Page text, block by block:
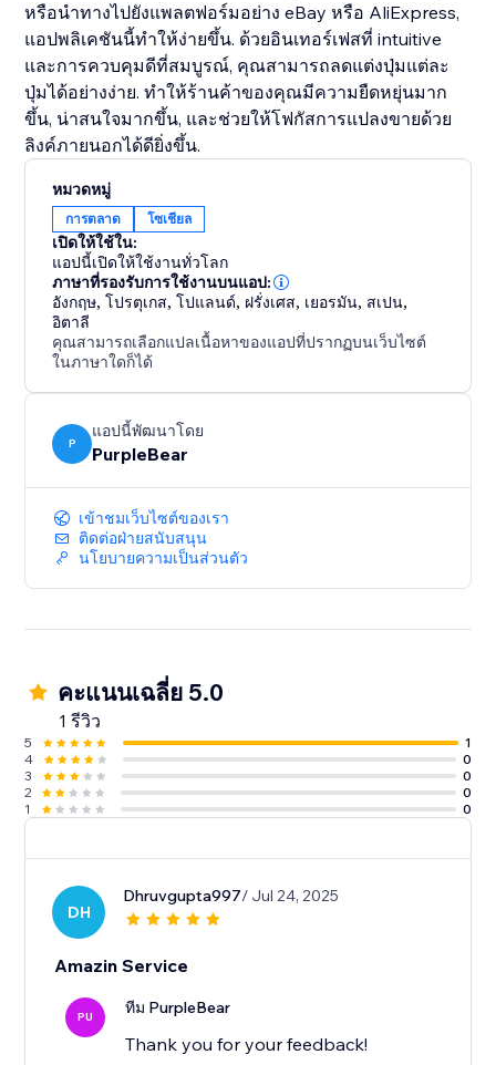
หรือนำทางไปยังแพลตฟอร์มอย่าง eBay หรือ AliExpress,
แอปพลิเคชันนี้ทำให้ง่ายขึ้น. ด้วยอินเทอร์เฟสที่ intuitive
และการควบคุมดีที่สมบูรณ์, คุณสามารถลดแต่งปุ่มแต่ละ
ปุ่มได้อย่างง่าย. ทำให้ร้านค้าของคุณมีความยืดหยุ่นมาก
ขึ้น, น่าสนใจมากขึ้น, และช่วยให้โฟกัสการแปลงขายด้วย
ลิงค์ภายนอกได้ดียิ่งขึ้น.
หมวดหมู่
การตลาด โซเชียล
เปิดให้ใช้ใน:
แอปนี้เปิดให้ใช้งานทั่วโลก
ภาษาที่รองรับการใช้งานบนแอป:
อังกฤษ,โปรตุเกส,โปแลนด์, ฝรั่งเศส, เยอรมัน, สเปน,
อิตาลี
คุณสามารถเลือกแปลเนื้อหาของแอปที่ปรากฏบนเว็บไซต์
ในภาษาใดก็ได้
P
แอปนี้พัฒนาโดย
PurpleBear
เข้าชมเว็บไซต์ของเรา
ติดต่อฝ่ายสนับสนุน
นโยบายความเป็นส่วนตัว
คะแนนเฉลี่ย 5.0
1 รีวิว
5
1
4
0
3
0
2
0
1
0
DH
Dhruvgupta997/ Jul 24, 2025
Amazin Service
PU ทีม PurpleBear
Thank you for your feedback!